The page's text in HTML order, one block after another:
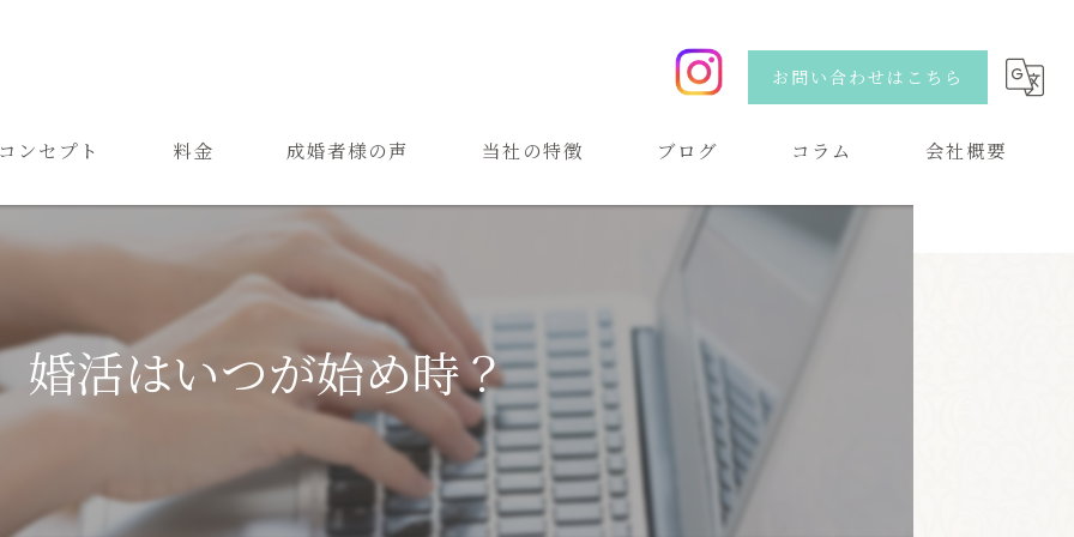
お問い合わせはこちら
ンセプト 料金 成婚者様の声 当社の特徴
成婚
再婚
婚活
ブログ コラム 会社概要
婚活はいつが始め時？